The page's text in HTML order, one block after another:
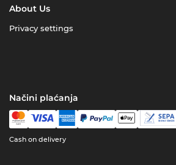
About Us
Privacy settings
Načini plaćanja
Cash on delivery